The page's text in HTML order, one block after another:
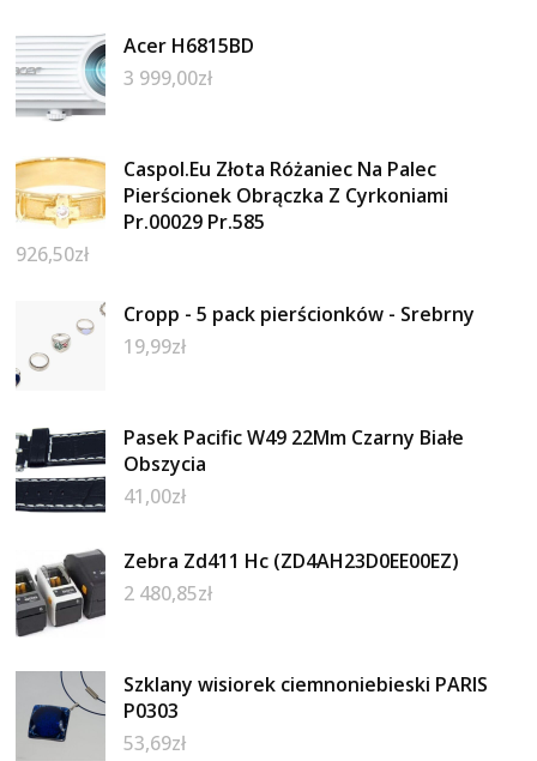
Acer H6815BD
3 999,00zł
Caspol.Eu Złota Różaniec Na Palec
Pierścionek Obrączka Z Cyrkoniami
Pr.00029 Pr.585
926,50zł
Cropp - 5 pack pierścionków - Srebrny
19,99zł
Pasek Pacific W49 22Mm Czarny Białe
Obszycia
41,00zł
Zebra Zd411 Hc (ZD4AH23D0EE00EZ)
2 480,85zł
Szklany wisiorek ciemnoniebieski PARIS
P0303
53,69zł